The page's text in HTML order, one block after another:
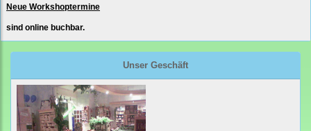
Neue Workshoptermine
sind online buchbar.
Unser Geschäft